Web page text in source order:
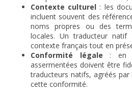
Contexte culturel : les
incluent souvent des
noms propres ou des
locales. Un traducteur natif
contexte français tout en
Conformité légale : en
assermentées doivent être
traducteurs natifs, agréés
cette conformité.